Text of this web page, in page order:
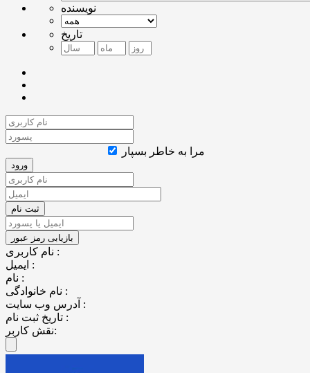
نویسنده
تاریخ
مرا به خاطر بسپار
نام کاربری :
ایمیل :
نام :
نام خانوادگی :
آدرس وب سایت :
تاریخ ثبت نام :
نقش کاربر: